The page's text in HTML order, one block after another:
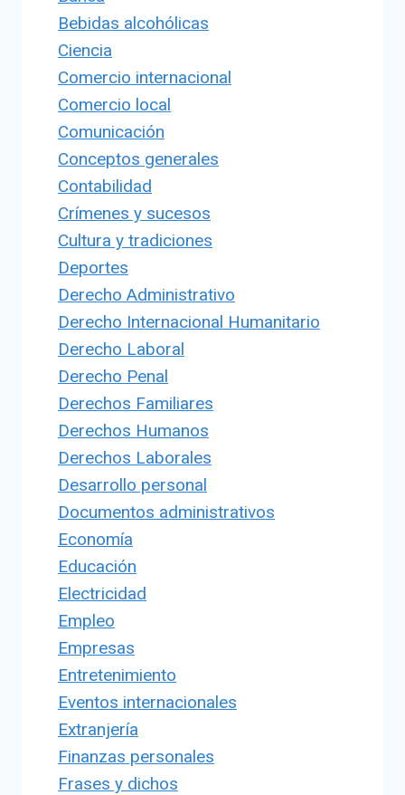
Bebidas alcohólicas
Ciencia
Comercio internacional
Comercio local
Comunicación
Conceptos generales
Contabilidad
Crímenes y sucesos
Cultura y tradiciones
Deportes
Derecho Administrativo
Derecho Internacional Humanitario
Derecho Laboral
Derecho Penal
Derechos Familiares
Derechos Humanos
Derechos Laborales
Desarrollo personal
Documentos administrativos
Economía
Educación
Electricidad
Empleo
Empresas
Entretenimiento
Eventos internacionales
Extranjería
Finanzas personales
Frases y dichos